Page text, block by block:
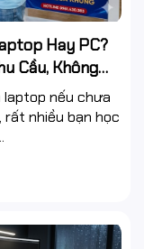
Hay PC?
Cầu, Không
laptop nếu chưa
rất nhiều bạn học